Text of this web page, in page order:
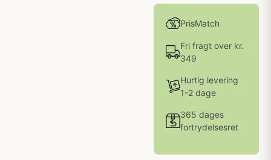
PrisMatch
Fri fragt over kr.
349
Hurtig levering
1-2 dage
365 dages
fortrydelsesret